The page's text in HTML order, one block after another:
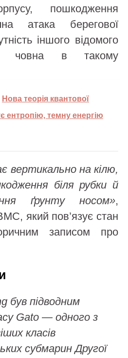
пошкодження
атака берегової
іншого відомого
човна в такому
Нова теорія квантової
ентропію, темну енергію
вертикально на кілю,
біля рубки й
ґрунту носом»,
який пов’язує стан
записом про
був підводним
Gato — одного з
класів
субмарин Другої